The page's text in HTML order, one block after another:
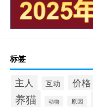
标签
主人 互动 价格
养猫 动物 原因